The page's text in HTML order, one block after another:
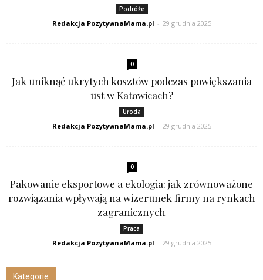
Podróże
Redakcja PozytywnaMama.pl - 29 grudnia 2025
0
Jak uniknąć ukrytych kosztów podczas powiększania
ust w Katowicach?
Uroda
Redakcja PozytywnaMama.pl - 29 grudnia 2025
0
Pakowanie eksportowe a ekologia: jak zrównoważone
rozwiązania wpływają na wizerunek firmy na rynkach
zagranicznych
Praca
Redakcja PozytywnaMama.pl - 29 grudnia 2025
Kategorie